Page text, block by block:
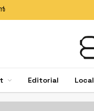
Editorial Local